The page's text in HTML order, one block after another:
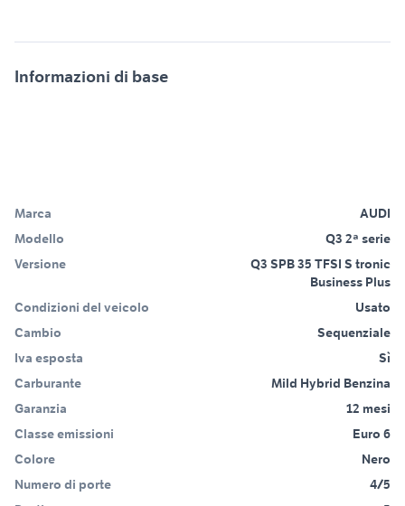
Informazioni di base
Marca
AUDI
Modello
Q3 2ª serie
Versione
Q3 SPB 35 TFSI S tronic
Business Plus
Condizioni del veicolo
Usato
Cambio
Sequenziale
Iva esposta
Sì
Carburante
Mild Hybrid Benzina
Garanzia
12 mesi
Classe emissioni
Euro 6
Colore
Nero
Numero di porte
4/5